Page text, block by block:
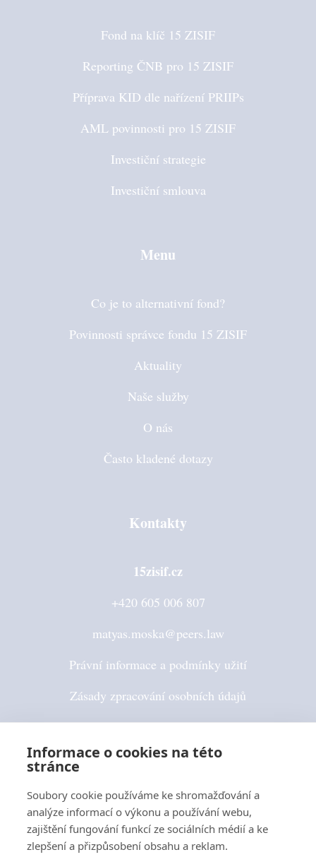
Informace o cookies na této
stránce
Soubory cookie používáme ke shromažďování a
analýze informací o výkonu a používání webu,
zajištění fungování funkcí ze sociálních médií a ke
zlepšení a přizpůsobení obsahu a reklam.
Fond na klíč 15 ZISIF
Reporting ČNB pro 15 ZISIF
Příprava KID dle nařízení PRIIPs
AML povinnosti pro 15 ZISIF
Investiční strategie
Investiční smlouva
Menu
Co je to alternativní fond?
Povinnosti správce fondu 15 ZISIF
Aktuality
Naše služby
O nás
Často kladené dotazy
Kontakty
15zisif.cz
+420 605 006 807
matyas.moska@peers.law
Právní informace a podmínky užití
Zásady zpracování osobních údajů
Pravidla používání cookies
Sledujte nás